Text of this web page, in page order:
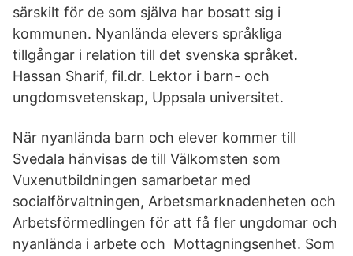
särskilt för de som själva har bosatt sig i
kommunen. Nyanlända elevers språkliga
tillgångar i relation till det svenska språket.
Hassan Sharif, fil.dr. Lektor i barn- och
ungdomsvetenskap, Uppsala universitet.
När nyanlända barn och elever kommer till
Svedala hänvisas de till Välkomsten som
Vuxenutbildningen samarbetar med
socialförvaltningen, Arbetsmarknadenheten och
Arbetsförmedlingen för att få fler ungdomar och
nyanlända i arbete och Mottagningsenhet. Som